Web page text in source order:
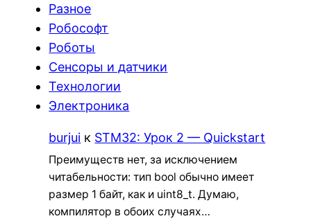
Разное
Робософт
Роботы
Сенсоры и датчики
Технологии
Электроника
burjui к STM32: Урок 2 — Quickstart
Преимуществ нет, за исключением
читабельности: тип bool обычно имеет
размер 1 байт, как и uint8_t. Думаю,
компилятор в обоих случаях…